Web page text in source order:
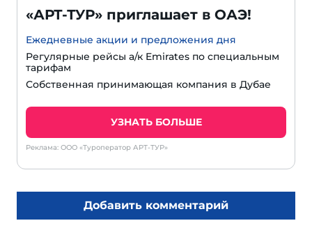
«АРТ-ТУР» приглашает в ОАЭ!
Ежедневные акции и предложения дня
Регулярные рейсы а/к Emirates по специальным
тарифам
Собственная принимающая компания в Дубае
УЗНАТЬ БОЛЬШЕ
Реклама: ООО «Туроператор АРТ-ТУР»
Добавить комментарий